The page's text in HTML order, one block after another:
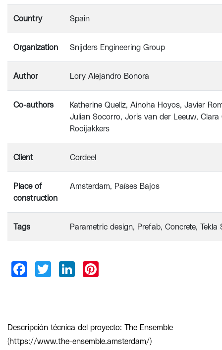
Country Spain
Organization Snijders Engineering Group
Author Lory Alejandro Bonora
Co-authors
Katherine Queliz, Ainoha Hoyos, Javier
Julian Socorro, Joris van der Leeuw, Clara
Rooijakkers
Client Cordeel
Place of
construction
Amsterdam, Países Bajos
Tags Parametric design Prefab Concrete Tekla
Descripción técnica del proyecto: The Ensemble
(https://www.the-ensemble.amsterdam/)